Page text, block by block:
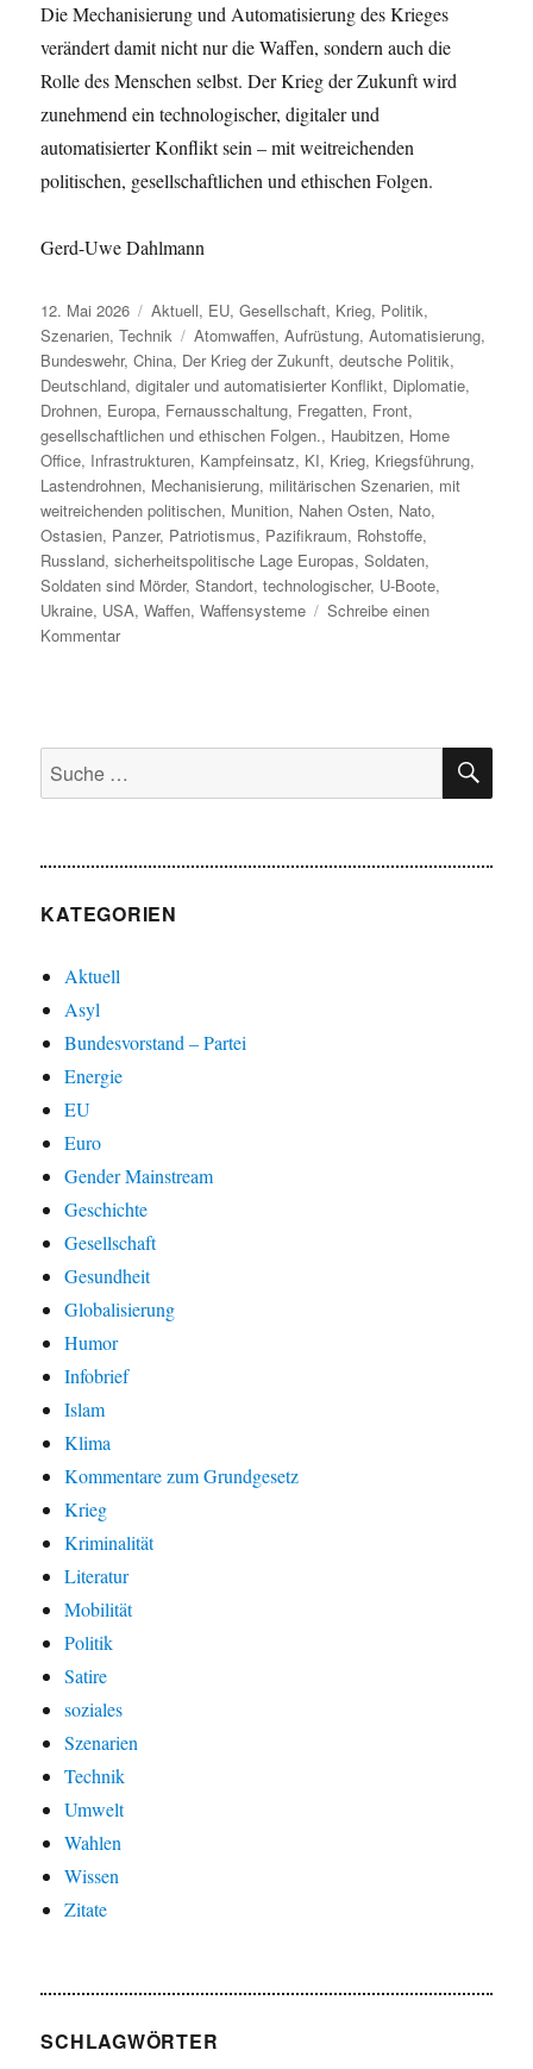
Die Mechanisierung und Automatisierung des Krieges
verändert damit nicht nur die Waffen, sondern auch die
Rolle des Menschen selbst. Der Krieg der Zukunft wird
zunehmend ein technologischer, digitaler und
automatisierter Konflikt sein – mit weitreichenden
politischen, gesellschaftlichen und ethischen Folgen.
Gerd-Uwe Dahlmann
Veröffentlicht
am
12. Mai 2026 Kategorien
Aktuell, EU,Gesellschaft, Krieg, Politik,
Szenarien,Technik Schlagwörter
Atomwaffen,Aufrüstung,Automatisierung,
Bundeswehr,China, Der Krieg der Zukunft,deutsche Politik,
Deutschland,digitaler und automatisierter Konflikt, Diplomatie,
Drohnen, Europa, Fernausschaltung, Fregatten, Front,
gesellschaftlichen und ethischen Folgen., Haubitzen, Home
Office, Infrastrukturen, Kampfeinsatz, KI, Krieg, Kriegsführung,
Lastendrohnen, Mechanisierung, militärischen Szenarien, mit
weitreichenden politischen, Munition, Nahen Osten, Nato,
Ostasien, Panzer, Patriotismus, Pazifikraum, Rohstoffe,
Russland,sicherheitspolitische Lage Europas,Soldaten,
Soldaten sind Mörder,Standort,technologischer, U-Boote,
Ukraine, USA,Waffen,Waffensysteme
Schreibe einen
Kommentarzu
Suche
nach:
KATEGORIEN
Aktuell
Asyl
Bundesvorstand – Partei
Energie
EU
Euro
Gender Mainstream
Geschichte
Gesellschaft
Gesundheit
Globalisierung
Humor
Infobrief
Islam
Klima
Kommentare zum Grundgesetz
Krieg
Kriminalität
Literatur
Mobilität
Politik
Satire
soziales
Szenarien
Technik
Umwelt
Wahlen
Wissen
Zitate
SCHLAGWÖRTER